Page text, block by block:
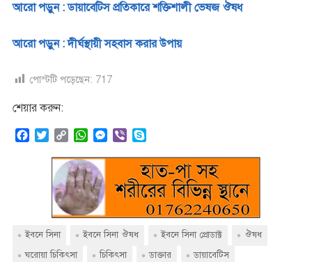
আরো পড়ুন : ডায়াবেটিস প্রতিকারে শক্তিশালী ভেষজ ঔষধ
আরো পড়ুন : দীর্ঘস্থায়ী সহবাস করার উপায়
পোস্টটি পড়েছেন: 717
শেয়ার করুন:
k
t
e
r
p
y
L
i
n
W
a
t
s
A
p
p
M
s
g
e
r
V
e
r
y
p
e
ইবনে সিনা ইবনে সিনা ঔষধ ইবনে সিনা প্রোডাক্ট
ঔষধ
ঘরোয়া চিকিৎসা
চিকিৎসা ডাক্তার
ডায়াবেটিস